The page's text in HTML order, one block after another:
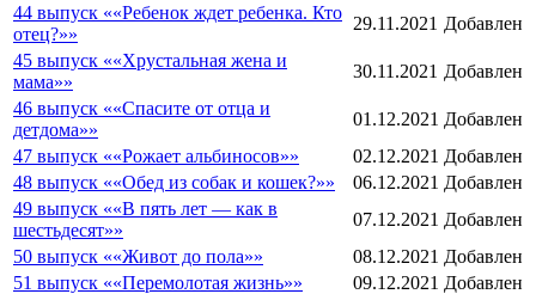
44 выпуск ««Ребенок ждет ребенка. Кто
отец?»»
29.11.2021 Добавлен
45 выпуск ««Хрустальная жена и
мама»»
30.11.2021 Добавлен
46 выпуск ««Спасите от отца и
детдома»»
01.12.2021 Добавлен
47 выпуск ««Рожает альбиносов»»
02.12.2021 Добавлен
48 выпуск ««Обед из собак и кошек?»»
06.12.2021 Добавлен
49 выпуск ««В пять лет — как в
шестьдесят»»
07.12.2021 Добавлен
50 выпуск ««Живот до пола»»
08.12.2021 Добавлен
51 выпуск ««Перемолотая жизнь»»
09.12.2021 Добавлен